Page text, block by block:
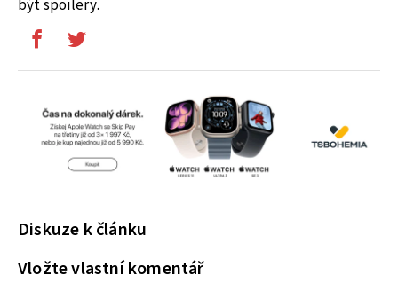
být spoilery.
Diskuze k článku
Vložte vlastní komentář